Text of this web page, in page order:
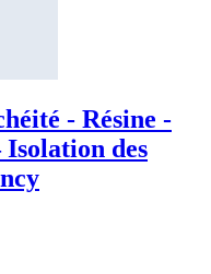
- Résine -
des